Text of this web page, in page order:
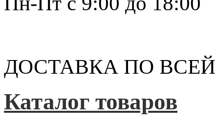
ДОСТАВКА ПО
Каталог товаров